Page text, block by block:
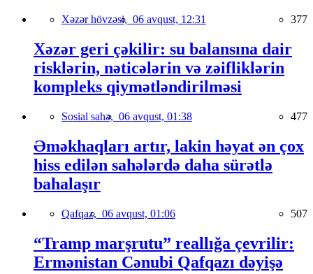
Xəzər hövzəsi, 06 avqust, 12:31 377
Xəzər geri çəkilir: su balansına dair
risklərin, nəticələrin və zəifliklərin
kompleks qiymətləndirilməsi
Sosial sahə, 06 avqust, 01:38 477
Əməkhaqları artır, lakin həyat ən çox
hiss edilən sahələrdə daha sürətlə
bahalaşır
Qafqaz, 06 avqust, 01:06 507
“Tramp marşrutu” reallığa çevrilir:
Ermənistan Cənubi Qafqazı dəyişə